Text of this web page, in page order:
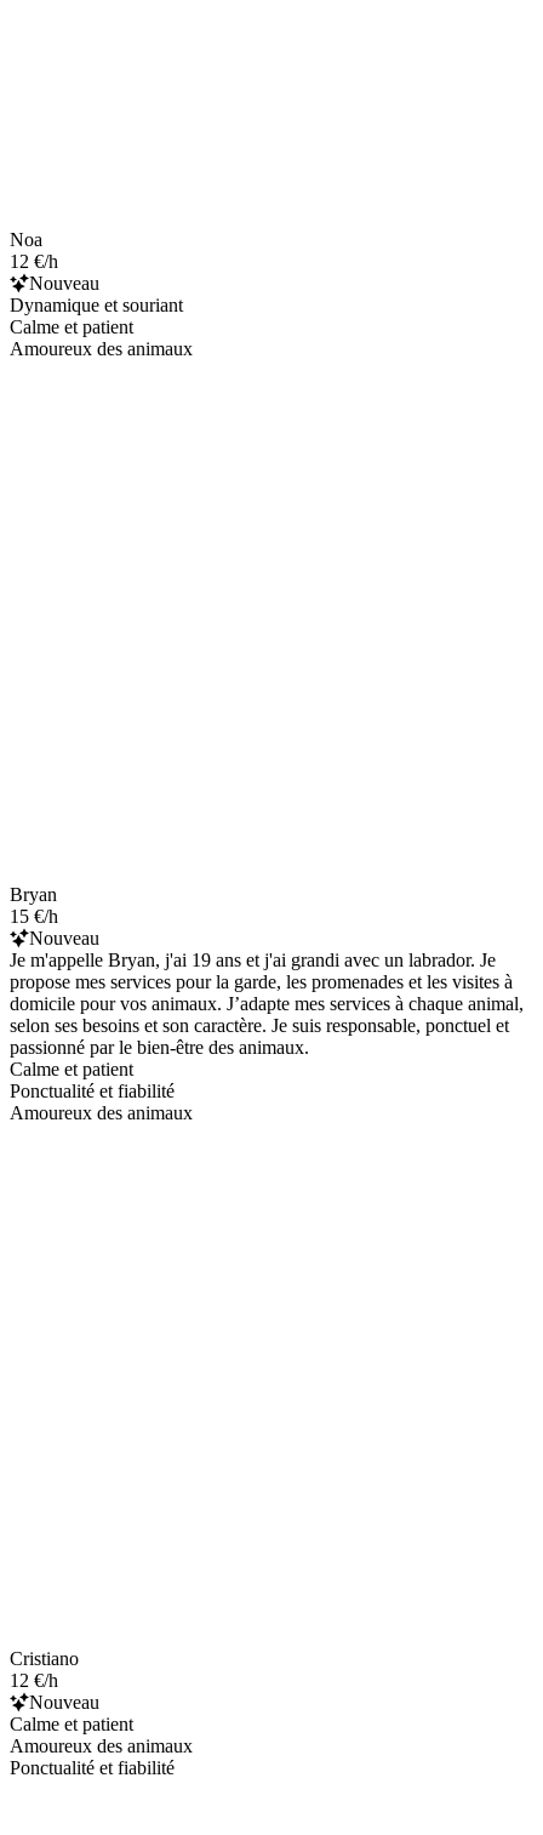
Noa
12 €/h
Nouveau
Dynamique et souriant
Calme et patient
Amoureux des animaux
Bryan
15 €/h
Nouveau
Je m'appelle Bryan, j'ai 19 ans et j'ai grandi avec un labrador. Je
propose mes services pour la garde, les promenades et les visites à
domicile pour vos animaux. J’adapte mes services à chaque animal,
selon ses besoins et son caractère. Je suis responsable, ponctuel et
passionné par le bien-être des animaux.
Calme et patient
Ponctualité et fiabilité
Amoureux des animaux
Cristiano
12 €/h
Nouveau
Calme et patient
Amoureux des animaux
Ponctualité et fiabilité